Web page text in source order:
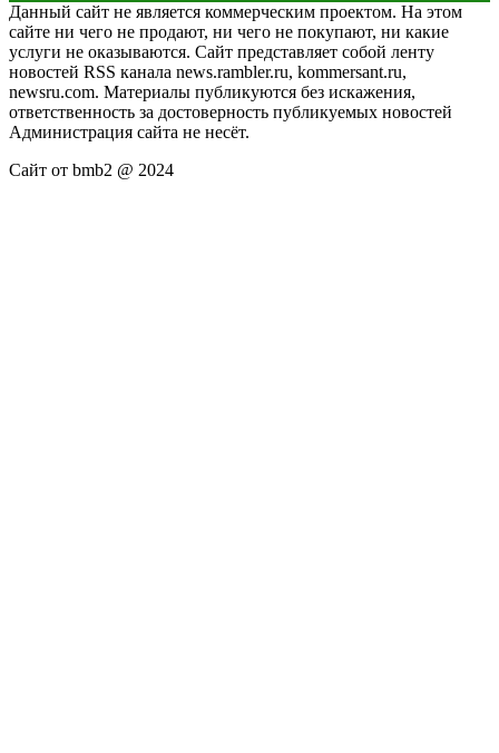
Данный сайт не является коммерческим проектом. На этом
сайте ни чего не продают, ни чего не покупают, ни какие
услуги не оказываются. Сайт представляет собой ленту
новостей RSS канала news.rambler.ru, kommersant.ru,
newsru.com. Материалы публикуются без искажения,
ответственность за достоверность публикуемых новостей
Администрация сайта не несёт.
Сайт от bmb2 @ 2024